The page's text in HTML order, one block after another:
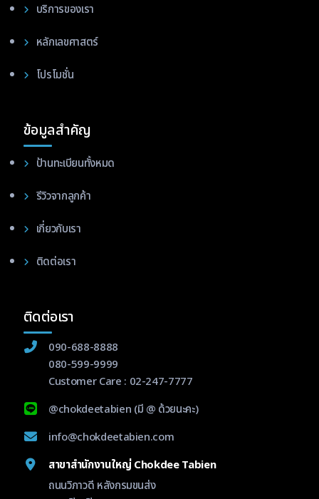
บริการของเรา
หลักเลขศาสตร์
โปรโมชั่น
ข้อมูลสำคัญ
ป้านทะเบียนทั้งหมด
รีวิวจากลูกค้า
เกี่ยวกับเรา
ติดต่อเรา
ติดต่อเรา
090-688-8888
080-599-9999
Customer Care : 02-247-7777
@chokdeetabien (มี @ ด้วยนะคะ)
info@chokdeetabien.com
สาขาสำนักงานใหญ่ Chokdee Tabien
ถนนวิภาวดี หลังกรมขนส่ง